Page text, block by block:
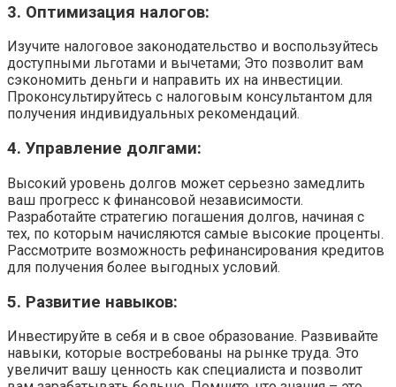
3. Оптимизация налогов:
Изучите налоговое законодательство и воспользуйтесь
доступными льготами и вычетами; Это позволит вам
сэкономить деньги и направить их на инвестиции.
Проконсультируйтесь с налоговым консультантом для
получения индивидуальных рекомендаций.
4. Управление долгами:
Высокий уровень долгов может серьезно замедлить
ваш прогресс к финансовой независимости.
Разработайте стратегию погашения долгов, начиная с
тех, по которым начисляются самые высокие проценты.
Рассмотрите возможность рефинансирования кредитов
для получения более выгодных условий.
5. Развитие навыков:
Инвестируйте в себя и в свое образование. Развивайте
навыки, которые востребованы на рынке труда. Это
увеличит вашу ценность как специалиста и позволит